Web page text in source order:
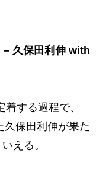
久保田利伸 with
する過程で、
久保田利伸が果た
える。